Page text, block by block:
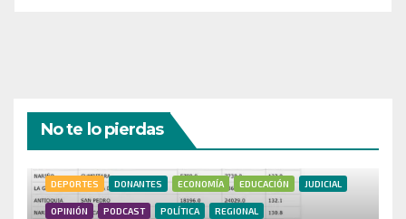
No te lo pierdas
DEPORTES DONANTES ECONOMÍA EDUCACIÓN JUDICIAL
OPINIÓN PODCAST POLÍTICA REGIONAL